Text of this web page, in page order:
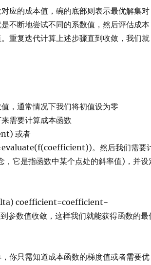
应的成本值，碗的底部则表示最优解集对
不断地尝试不同的系数值，然后评估成本
重复迭代计算上述步骤直到收敛，我们就
，通常情况下我们将初值设为零
需要计算成本函数
或者
。然后我们需要
它是指函数中某个点处的斜率值)，并设
coefficient=coefficient−
参数值收敛，这样我们就能获得函数的最
你只需知道成本函数的梯度值或者需要优